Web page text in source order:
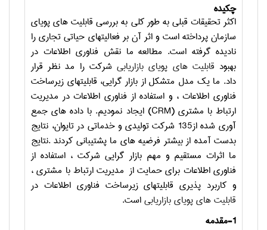
چکیده
اکثر تحقیقات قبلی به طور کلی به بررسی قابلیت های پویای
سازمان پرداخته است و اثر آن بر فعالیتهای حیاتی تجاری را
نادیده گرفته است. مطالعه ما نقش فناوری اطلاعات در
بهبود قابلیت های پویای بازاریابیشرکت را مد نظر قرار
داد. ما یک مدل متشکل از بازار گرایی، قابلیتهای زیرساخت
فناوری اطلاعات ، و استفاده از فناوری اطلاعات در مدیریت
ارتباط با مشتری (CRM)ایجاد نمودیم. با داده های جمع
آوری شده از135 شرکت تولیدی و خدماتی در تایوان، نتایج
بدست آمده از بیشتر فرضیه های ما پشتیبانی کردند.نتایج
ما اثرات مستقیم و مهم بازار گرایی شرکت ، استفاده از
فناوری اطلاعات برای حمایت از مدیریت ارتباط با مشتری،
و کاربرد پذیری قابلیتهای زیرساخت فناوری اطلاعات در
قابلیت های پویای بازاریابیاست.
1-مقد
مه